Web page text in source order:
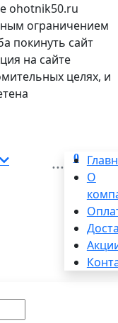
ohotnik50.ru
ограничением
покинуть сайт
на сайте
целях, и
0
...
О